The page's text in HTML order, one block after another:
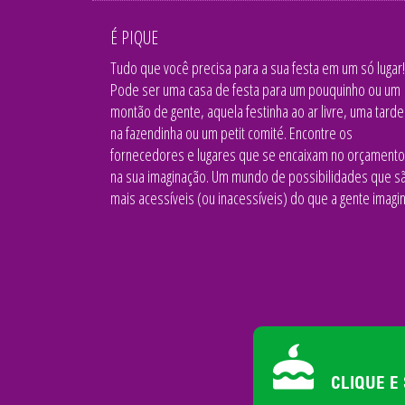
CLIQUE E
É PIQUE
Tudo que você precisa para a sua festa em um só lugar!
Pode ser uma casa de festa para um pouquinho ou um
montão de gente, aquela festinha ao ar livre, uma tarde
na fazendinha ou um petit comité. Encontre os
fornecedores e lugares que se encaixam no
na sua imaginação. Um mundo de possibilidades que
mais acessíveis (ou inacessíveis) do que a gente